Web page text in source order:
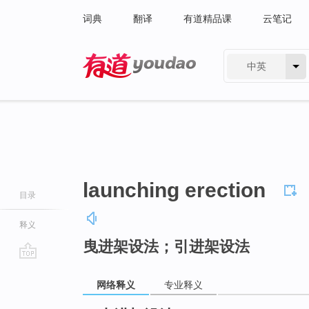
词典 翻译 有道精品课 云笔记
中英
目录
释义
launching erection
曳进架设法；引进架设法
网络释义 专业释义